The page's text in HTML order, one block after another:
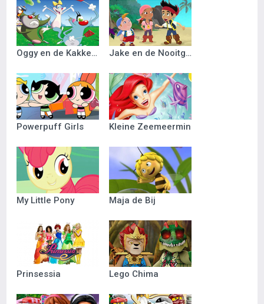
Oggy en de Kakkerlakken Jake en de Nooitgedacht Piraten
Powerpuff Girls Kleine Zeemeermin
My Little Pony Maja de Bij
Prinsessia Lego Chima